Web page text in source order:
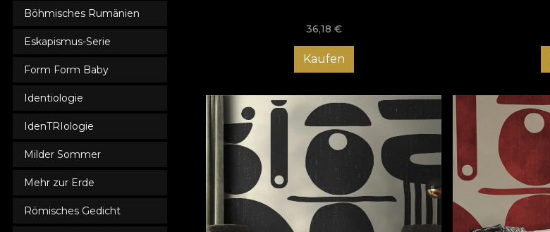
Böhmisches Rumänien
Eskapismus-Serie
Form Form Baby
Identiologie
IdenTRIologie
Milder Sommer
Mehr zur Erde
Römisches Gedicht
36,18 €
Kaufen